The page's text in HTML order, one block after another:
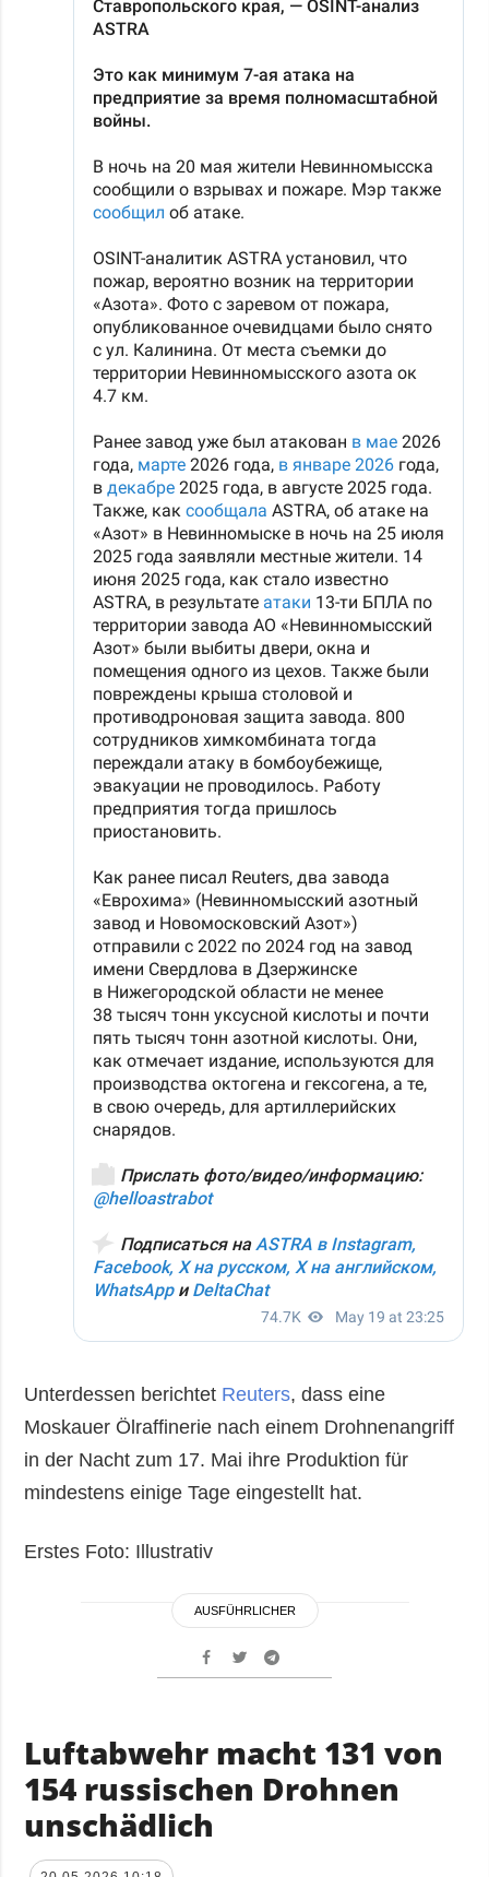
Unterdessen berichtet Reuters, dass eine
Moskauer Ölraffinerie nach einem Drohnenangriff
in der Nacht zum 17. Mai ihre Produktion für
mindestens einige Tage eingestellt hat.
Erstes Foto: Illustrativ
AUSFÜHRLICHER
Luftabwehr macht 131 von
154 russischen Drohnen
unschädlich